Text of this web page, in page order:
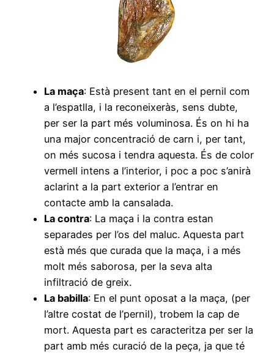
La maça: Està present tant en el pernil com
a l’espatlla, i la reconeixeràs, sens dubte,
per ser la part més voluminosa. És on hi ha
una major concentració de carn i, per tant,
on més sucosa i tendra aquesta. És de color
vermell intens a l’interior, i poc a poc s’anirà
aclarint a la part exterior a l’entrar en
contacte amb la cansalada.
La contra: La maça i la contra estan
separades per l’os del maluc. Aquesta part
està més que curada que la maça, i a més
molt més saborosa, per la seva alta
infiltració de greix.
La babilla: En el punt oposat a la maça, (per
l’altre costat de l’pernil), trobem la cap de
mort. Aquesta part es caracteritza per ser la
part amb més curació de la peça, ja que té